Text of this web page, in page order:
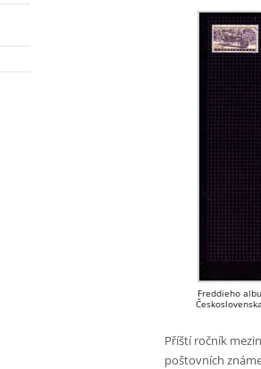
Freddieho
Příští ročník
poštovních